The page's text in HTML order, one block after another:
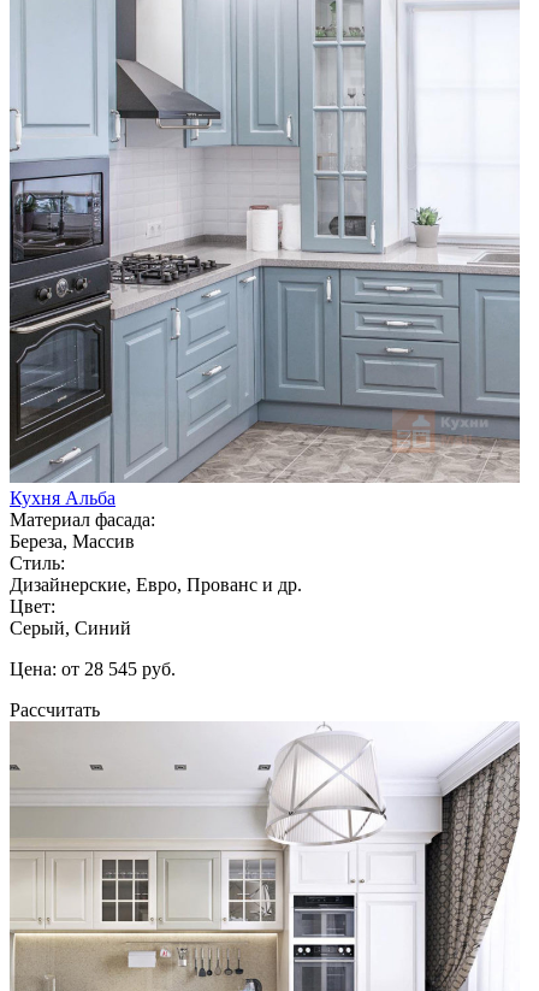
Кухня Альба
Материал фасада:
Береза, Массив
Стиль:
Дизайнерские, Евро, Прованс и др.
Цвет:
Серый, Синий
Цена: от 28 545 руб.
Рассчитать